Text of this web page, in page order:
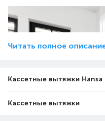
Читать полное
Кассетные вытяжки Hansa
Кассетные вытяжки